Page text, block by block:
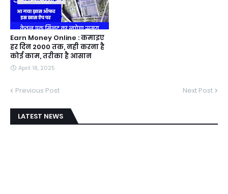
Earn Money Online : कमाइए
हर दिन 2000 तक, नही करना है
कोई काम, तरीका है आसान
April 18, 2025
Previous Post Next Post
LATEST NEWS